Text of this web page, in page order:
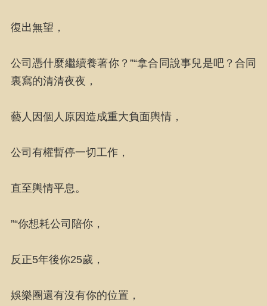
復出無望，
公司憑什麼繼續養著你？”“拿合同說事兒是吧？合同
裏寫的清清夜夜，
藝人因個人原因造成重大負面輿情，
公司有權暫停一切工作，
直至輿情平息。
”“你想耗公司陪你，
反正5年後你25歲，
娛樂圈還有沒有你的位置，